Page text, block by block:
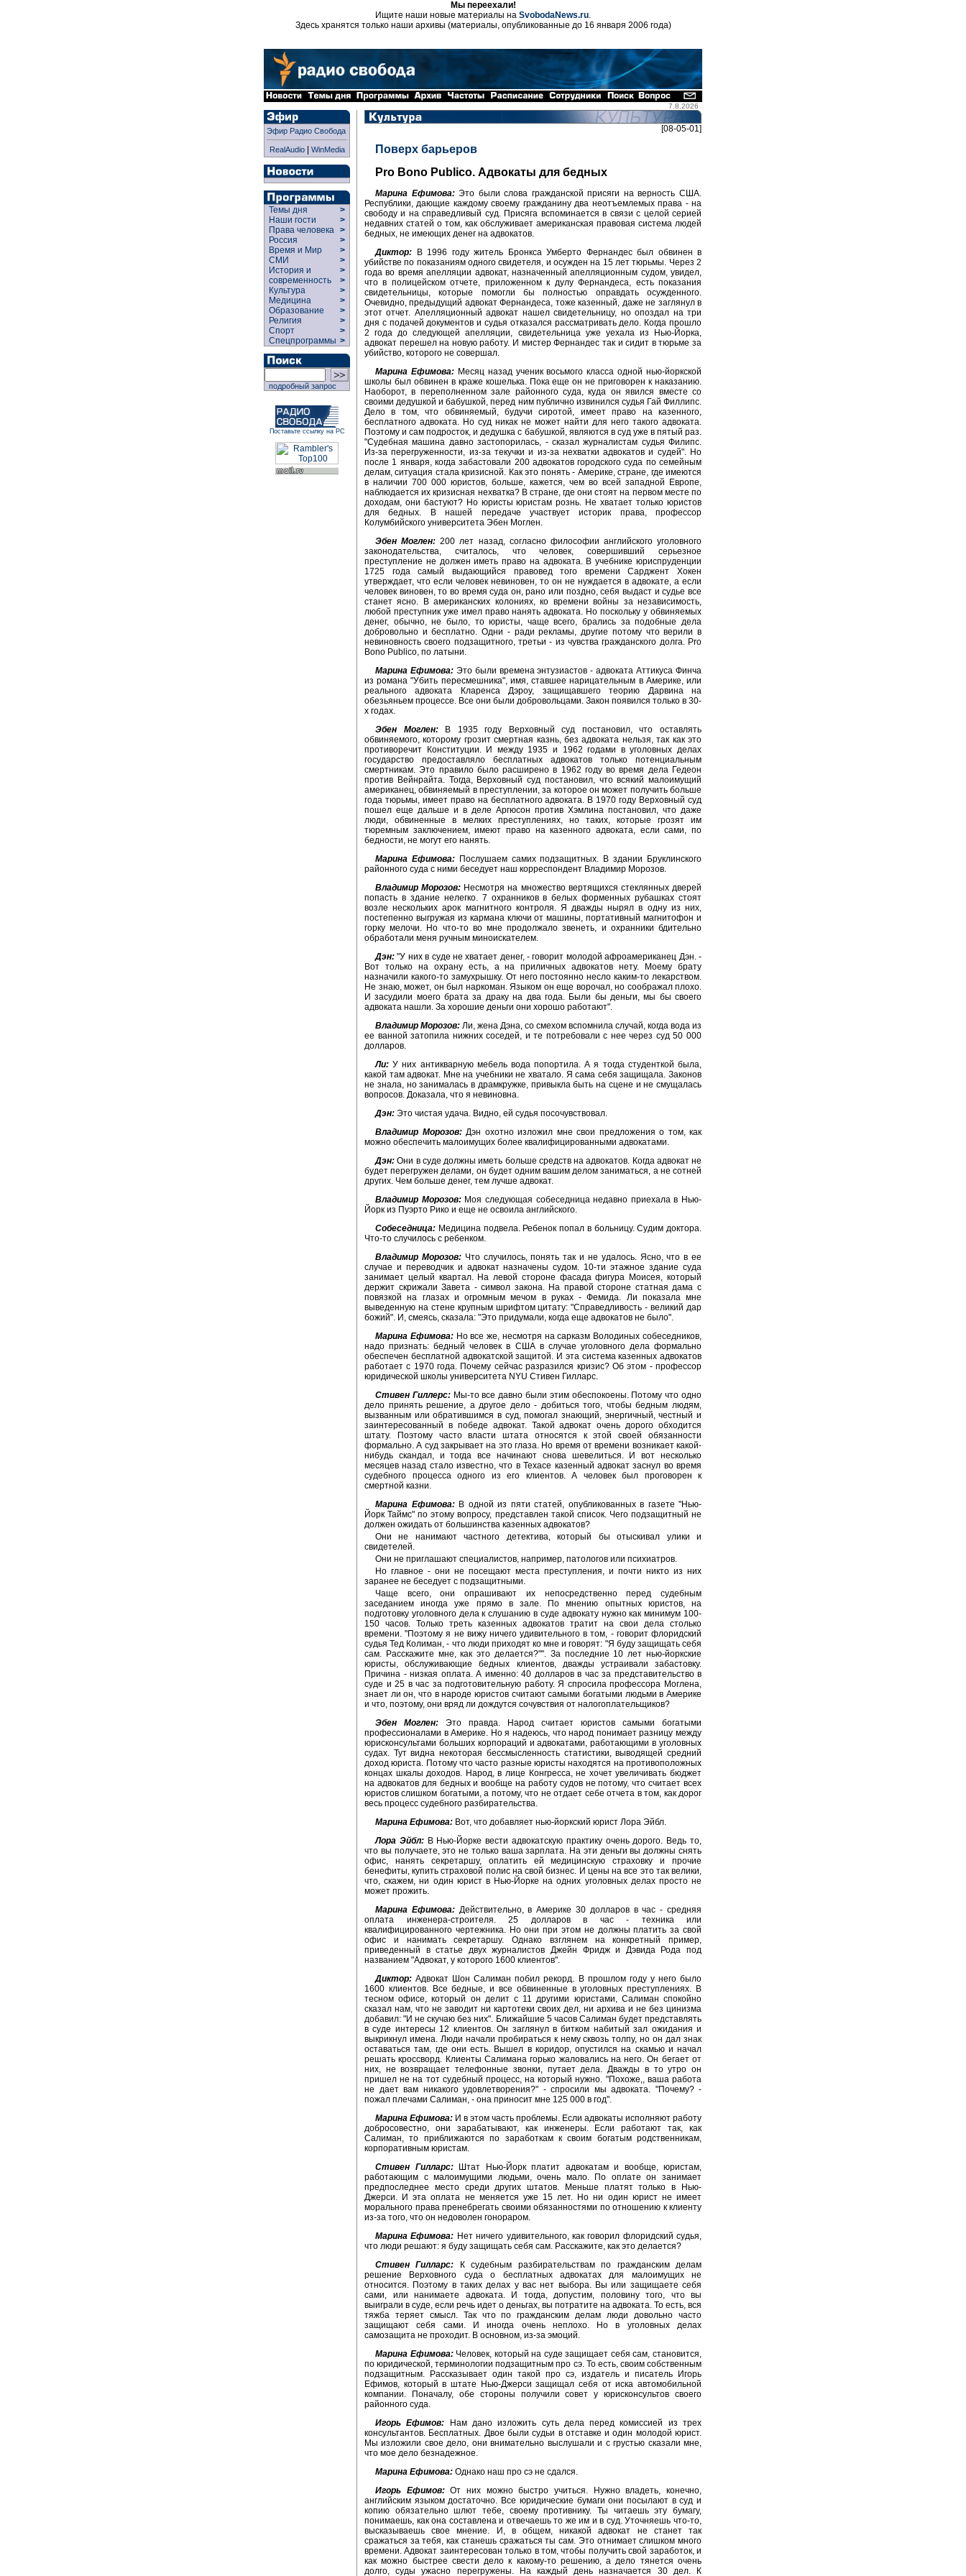
Мы переехали!
Ищите наши новые материалы на SvobodaNews.ru.
Здесь хранятся только наши архивы (материалы, опубликованные до 16 января 2006 года)
7.8.2026
Эфир Радио Свобода
RealAudio| WinMedia
Темы дня
>
Наши гости
>
Права человека >
Россия
>
Время и Мир
>
СМИ
>
История и
современность
>
>
Культура
>
Медицина
>
Образование
>
Религия
>
Спорт
>
Спецпрограммы >
подробный запрос
Поставьте ссылку на РС
[08-05-01]
Поверх барьеров
Pro Bono Publico. Адвокаты для бедных
Марина Ефимова:Это были слова гражданской присяги на верность США.
Республики, дающие каждому своему гражданину два неотъемлемых права - на
свободу и на справедливый суд. Присяга вспоминается в связи с целой серией
недавних статей о том, как обслуживает американская правовая система людей
бедных, не имеющих денег на адвокатов.
Диктор: В 1996 году житель Бронкса Умберто Фернандес был обвинен в
убийстве по показаниям одного свидетеля, и осужден на 15 лет тюрьмы. Через 2
года во время апелляции адвокат, назначенный апелляционным судом, увидел,
что в полицейском отчете, приложенном к дулу Фернандеса, есть показания
свидетельницы, которые помогли бы полностью оправдать осужденного.
Очевидно, предыдущий адвокат Фернандеса, тоже казенный, даже не заглянул в
этот отчет. Апелляционный адвокат нашел свидетельницу, но опоздал на три
дня с подачей документов и судья отказался рассматривать дело. Когда прошло
2 года до следующей апелляции, свидетельница уже уехала из Нью-Йорка,
адвокат перешел на новую работу. И мистер Фернандес так и сидит в тюрьме за
убийство, которого не совершал.
Марина Ефимова:Месяц назад ученик восьмого класса одной нью-йоркской
школы был обвинен в краже кошелька. Пока еще он не приговорен к наказанию.
Наоборот, в переполненном зале районного суда, куда он явился вместе со
своими дедушкой и бабушкой, перед ним публично извинился судья Гай Филлипс.
Дело в том, что обвиняемый, будучи сиротой, имеет право на казенного,
бесплатного адвоката. Но суд никак не может найти для него такого адвоката.
Поэтому и сам подросток, и дедушка с бабушкой, являются в суд уже в пятый раз.
"Судебная машина давно застопорилась, - сказал журналистам судья Филипс.
Из-за перегруженности, из-за текучки и из-за нехватки адвокатов и судей". Но
после 1 января, когда забастовали 200 адвокатов городского суда по семейным
делам, ситуация стала кризисной. Как это понять - Америке, стране, где имеются
в наличии 700 000 юристов, больше, кажется, чем во всей западной Европе,
наблюдается их кризисная нехватка? В стране, где они стоят на первом месте по
доходам, они бастуют? Но юристы юристам рознь. Не хватает только юристов
для бедных. В нашей передаче участвует историк права, профессор
Колумбийского университета Эбен Моглен.
Эбен Моглен: 200 лет назад, согласно философии английского уголовного
законодательства, считалось, что человек, совершивший серьезное
преступление не должен иметь право на адвоката. В учебнике юриспруденции
1725 года самый выдающийся правовед того времени Сарджент Хокен
утверждает, что если человек невиновен, то он не нуждается в адвокате, а если
человек виновен, то во время суда он, рано или поздно, себя выдаст и судье все
станет ясно. В американских колониях, ко времени войны за независимость,
любой преступник уже имел право нанять адвоката. Но поскольку у обвиняемых
денег, обычно, не было, то юристы, чаще всего, брались за подобные дела
добровольно и бесплатно. Одни - ради рекламы, другие потому что верили в
невиновность своего подзащитного, третьи - из чувства гражданского долга. Pro
Bono Publico, по латыни.
Марина Ефимова:Это были времена энтузиастов - адвоката Аттикуса Финча
из романа "Убить пересмешника", имя, ставшее нарицательным в Америке, или
реального адвоката Кларенса Дэроу, защищавшего теорию Дарвина на
обезьяньем процессе. Все они были добровольцами. Закон появился только в 30-
х годах.
Эбен Моглен:В 1935 году Верховный суд постановил, что оставлять
обвиняемого, которому грозит смертная казнь, без адвоката нельзя, так как это
противоречит Конституции. И между 1935 и 1962 годами в уголовных делах
государство предоставляло бесплатных адвокатов только потенциальным
смертникам. Это правило было расширено в 1962 году во время дела Гедеон
против Вейнрайта. Тогда, Верховный суд постановил, что всякий малоимущий
американец, обвиняемый в преступлении, за которое он может получить больше
года тюрьмы, имеет право на бесплатного адвоката. В 1970 году Верховный суд
пошел еще дальше и в деле Аргюсон против Хэмлина постановил, что даже
люди, обвиненные в мелких преступлениях, но таких, которые грозят им
тюремным заключением, имеют право на казенного адвоката, если сами, по
бедности, не могут его нанять.
Марина Ефимова:Послушаем самих подзащитных. В здании Бруклинского
районного суда с ними беседует наш корреспондент Владимир Морозов.
Владимир Морозов: Несмотря на множество вертящихся стеклянных дверей
попасть в здание нелегко. 7 охранников в белых форменных рубашках стоят
возле нескольких арок магнитного контроля. Я дважды нырял в одну из них,
постепенно выгружая из кармана ключи от машины, портативный магнитофон и
горку мелочи. Но что-то во мне продолжало звенеть, и охранники бдительно
обработали меня ручным миноискателем.
Дэн: "У них в суде не хватает денег, - говорит молодой афроамериканец Дэн. -
Вот только на охрану есть, а на приличных адвокатов нету. Моему брату
назначили какого-то замухрышку. От него постоянно несло каким-то лекарством.
Не знаю, может, он был наркоман. Языком он еще ворочал, но соображал плохо.
И засудили моего брата за драку на два года. Были бы деньги, мы бы своего
адвоката нашли. За хорошие деньги они хорошо работают".
Владимир Морозов: Ли, жена Дэна, со смехом вспомнила случай, когда вода из
ее ванной затопила нижних соседей, и те потребовали с нее через суд 50 000
долларов.
Ли: У них антикварную мебель вода попортила. А я тогда студенткой была,
какой там адвокат. Мне на учебники не хватало. Я сама себя защищала. Законов
не знала, но занималась в драмкружке, привыкла быть на сцене и не смущалась
вопросов. Доказала, что я невиновна.
Дэн: Это чистая удача. Видно, ей судья посочувствовал.
Владимир Морозов:Дэн охотно изложил мне свои предложения о том, как
можно обеспечить малоимущих более квалифицированными адвокатами.
Дэн: Они в суде должны иметь больше средств на адвокатов. Когда адвокат не
будет перегружен делами, он будет одним вашим делом заниматься, а не сотней
других. Чем больше денег, тем лучше адвокат.
Владимир Морозов:Моя следующая собеседница недавно приехала в Нью-
Йорк из Пуэрто Рико и еще не освоила английского.
Собеседница: Медицина подвела. Ребенок попал в больницу. Судим доктора.
Что-то случилось с ребенком.
Владимир Морозов:Что случилось, понять так и не удалось. Ясно, что в ее
случае и переводчик и адвокат назначены судом. 10-ти этажное здание суда
занимает целый квартал. На левой стороне фасада фигура Моисея, который
держит скрижали Завета - символ закона. На правой стороне статная дама с
повязкой на глазах и огромным мечом в руках - Фемида. Ли показала мне
выведенную на стене крупным шрифтом цитату: "Справедливость - великий дар
божий". И, смеясь, сказала: "Это придумали, когда еще адвокатов не было".
Марина Ефимова:Но все же, несмотря на сарказм Володиных собеседников,
надо признать: бедный человек в США в случае уголовного дела формально
обеспечен бесплатной адвокатской защитой. И эта система казенных адвокатов
работает с 1970 года. Почему сейчас разразился кризис? Об этом - профессор
юридической школы университета NYU Стивен Гилларс.
Стивен Гиллерс:Мы-то все давно были этим обеспокоены. Потому что одно
дело принять решение, а другое дело - добиться того, чтобы бедным людям,
вызванным или обратившимся в суд, помогал знающий, энергичный, честный и
заинтересованный в победе адвокат. Такой адвокат очень дорого обходится
штату. Поэтому часто власти штата относятся к этой своей обязанности
формально. А суд закрывает на это глаза. Но время от времени возникает какой-
нибудь скандал, и тогда все начинают снова шевелиться. И вот несколько
месяцев назад стало известно, что в Техасе казенный адвокат заснул во время
судебного процесса одного из его клиентов. А человек был проговорен к
смертной казни.
Марина Ефимова:В одной из пяти статей, опубликованных в газете "Нью-
Йорк Таймс" по этому вопросу, представлен такой список. Чего подзащитный не
должен ожидать от большинства казенных адвокатов?
Они не нанимают частного детектива, который бы отыскивал улики и
свидетелей.
Они не приглашают специалистов, например, патологов или психиатров.
Но главное - они не посещают места преступления, и почти никто из них
заранее не беседует с подзащитными.
Чаще всего, они опрашивают их непосредственно перед судебным
заседанием иногда уже прямо в зале. По мнению опытных юристов, на
подготовку уголовного дела к слушанию в суде адвокату нужно как минимум 100-
150 часов. Только треть казенных адвокатов тратит на свои дела столько
времени. "Поэтому я не вижу ничего удивительного в том, - говорит флоридский
судья Тед Колиман, - что люди приходят ко мне и говорят: "Я буду защищать себя
сам. Расскажите мне, как это делается?"". За последние 10 лет нью-йоркские
юристы, обслуживающие бедных клиентов, дважды устраивали забастовку.
Причина - низкая оплата. А именно: 40 долларов в час за представительство в
суде и 25 в час за подготовительную работу. Я спросила профессора Моглена,
знает ли он, что в народе юристов считают самыми богатыми людьми в Америке
и что, поэтому, они вряд ли дождутся сочувствия от налогоплательщиков?
Эбен Моглен: Это правда. Народ считает юристов самыми богатыми
профессионалами в Америке. Но я надеюсь, что народ понимает разницу между
юрисконсультами больших корпораций и адвокатами, работающими в уголовных
судах. Тут видна некоторая бессмысленность статистики, выводящей средний
доход юриста. Потому что часто разные юристы находятся на противоположных
концах шкалы доходов. Народ, в лице Конгресса, не хочет увеличивать бюджет
на адвокатов для бедных и вообще на работу судов не потому, что считает всех
юристов слишком богатыми, а потому, что не отдает себе отчета в том, как дорог
весь процесс судебного разбирательства.
Марина Ефимова: Вот, что добавляет нью-йоркский юрист Лора Эйбл.
Лора Эйбл:В Нью-Йорке вести адвокатскую практику очень дорого. Ведь то,
что вы получаете, это не только ваша зарплата. На эти деньги вы должны снять
офис, нанять секретаршу, оплатить ей медицинскую страховку и прочие
бенефиты, купить страховой полис на свой бизнес. И цены на все это так велики,
что, скажем, ни один юрист в Нью-Йорке на одних уголовных делах просто не
может прожить.
Марина Ефимова:Действительно, в Америке 30 долларов в час - средняя
оплата инженера-строителя. 25 долларов в час - техника или
квалифицированного чертежника. Но они при этом не должны платить за свой
офис и нанимать секретаршу. Однако взглянем на конкретный пример,
приведенный в статье двух журналистов Джейн Фридж и Дэвида Рода под
названием "Адвокат, у которого 1600 клиентов".
Диктор: Адвокат Шон Салиман побил рекорд. В прошлом году у него было
1600 клиентов. Все бедные, и все обвиненные в уголовных преступлениях. В
тесном офисе, который он делит с 11 другими юристами, Салиман спокойно
сказал нам, что не заводит ни картотеки своих дел, ни архива и не без цинизма
добавил: "И не скучаю без них". Ближайшие 5 часов Салиман будет представлять
в суде интересы 12 клиентов. Он заглянул в битком набитый зал ожидания и
выкрикнул имена. Люди начали пробираться к нему сквозь толпу, но он дал знак
оставаться там, где они есть. Вышел в коридор, опустился на скамью и начал
решать кроссворд. Клиенты Салимана горько жаловались на него. Он бегает от
них, не возвращает телефонные звонки, путает дела. Дважды в то утро он
пришел не на тот судебный процесс, на который нужно. "Похоже,, ваша работа
не дает вам никакого удовлетворения?" - спросили мы адвоката. "Почему? -
пожал плечами Салиман, - она приносит мне 125 000 в год".
Марина Ефимова: И в этом часть проблемы. Если адвокаты исполняют работу
добросовестно, они зарабатывают, как инженеры. Если работают так, как
Салиман, то приближаются по заработкам к своим богатым родственникам,
корпоративным юристам.
Стивен Гилларс:Штат Нью-Йорк платит адвокатам и вообще, юристам,
работающим с малоимущими людьми, очень мало. По оплате он занимает
предпоследнее место среди других штатов. Меньше платят только в Нью-
Джерси. И эта оплата не меняется уже 15 лет. Но ни один юрист не имеет
морального права пренебрегать своими обязанностями по отношению к клиенту
из-за того, что он недоволен гонораром.
Марина Ефимова: Нет ничего удивительного, как говорил флоридский судья,
что люди решают: я буду защищать себя сам. Расскажите, как это делается?
Стивен Гилларс: К судебным разбирательствам по гражданским делам
решение Верховного суда о бесплатных адвокатах для малоимущих не
относится. Поэтому в таких делах у вас нет выбора. Вы или защищаете себя
сами, или нанимаете адвоката. И тогда, допустим, половину того, что вы
выиграли в суде, если речь идет о деньгах, вы потратите на адвоката. То есть, вся
тяжба теряет смысл. Так что по гражданским делам люди довольно часто
защищают себя сами. И иногда очень неплохо. Но в уголовных делах
самозащита не проходит. В основном, из-за эмоций.
Марина Ефимова:Человек, который на суде защищает себя сам, становится,
по юридической, терминологии подзащитным про сэ. То есть, своим собственным
подзащитным. Рассказывает один такой про сэ, издатель и писатель Игорь
Ефимов, который в штате Нью-Джерси защищал себя от иска автомобильной
компании. Поначалу, обе стороны получили совет у юрисконсультов своего
районного суда.
Игорь Ефимов: Нам дано изложить суть дела перед комиссией из трех
консультантов. Бесплатных. Двое были судьи в отставке и один молодой юрист.
Мы изложили свое дело, они внимательно выслушали и с грустью сказали мне,
что мое дело безнадежное.
Марина Ефимова: Однако наш про сэ не сдался.
Игорь Ефимов:От них можно быстро учиться. Нужно владеть, конечно,
английским языком достаточно. Все юридические бумаги они посылают в суд и
копию обязательно шлют тебе, своему противнику. Ты читаешь эту бумагу,
понимаешь, как она составлена и отвечаешь то же им и в суд. Уточняешь что-то,
высказываешь свое мнение. И, в общем, никакой адвокат не станет так
сражаться за тебя, как станешь сражаться ты сам. Это отнимает слишком много
времени. Адвокат заинтересован только в том, чтобы получить свой заработок, и
как можно быстрее свести дело к какому-то решению, а дело тянется очень
долго, суды ужасно перегружены. На каждый день назначается 30 дел. К